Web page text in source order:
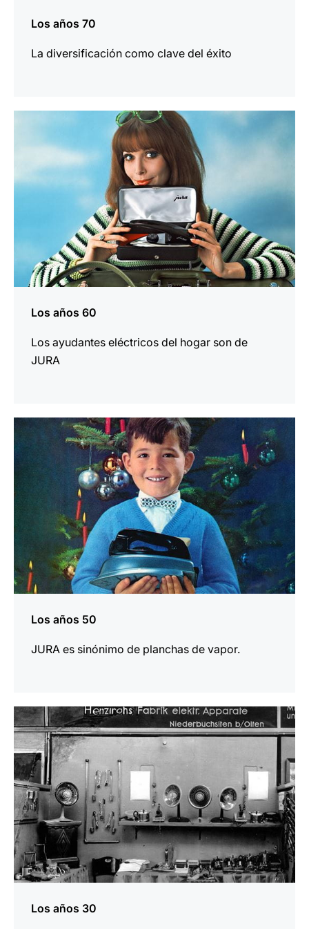
Los años 70
La diversificación como clave del éxito
Los años 60
Los ayudantes eléctricos del hogar son de
JURA
Los años 50
JURA es sinónimo de planchas de vapor.
más
información
Los años 30
más
información